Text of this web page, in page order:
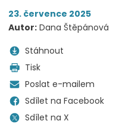
23. července 2025
Autor: Dana Štěpánová
Stáhnout
Tisk
Poslat e-mailem
Sdílet na Facebook
Sdílet na X